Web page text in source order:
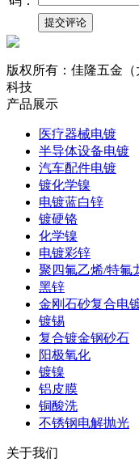
版权所有：佳隆五金
科技
产品展示
医疗器械电镀
半导体设备电镀
汽车配件电镀
镀化学镍
电镀蓝白锌
镀硬铬
化学镍
电镀彩锌
聚四氟乙烯/特氟
黑锌
金刚石砂复合电
镀锡
复合镀金钢砂石
阳极氧化
镀镍
铝皮膜
铜酸洗
不锈钢电解抛光
关于我们